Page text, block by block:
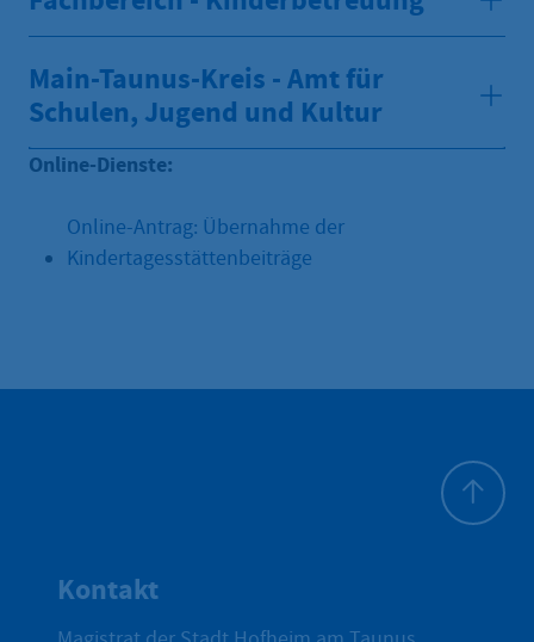
Main-Taunus-Kreis - Amt für
Schulen, Jugend und Kultur
Online-Dienste:
Online-Antrag: Übernahme der
Kindertagesstättenbeiträge
Kontakt